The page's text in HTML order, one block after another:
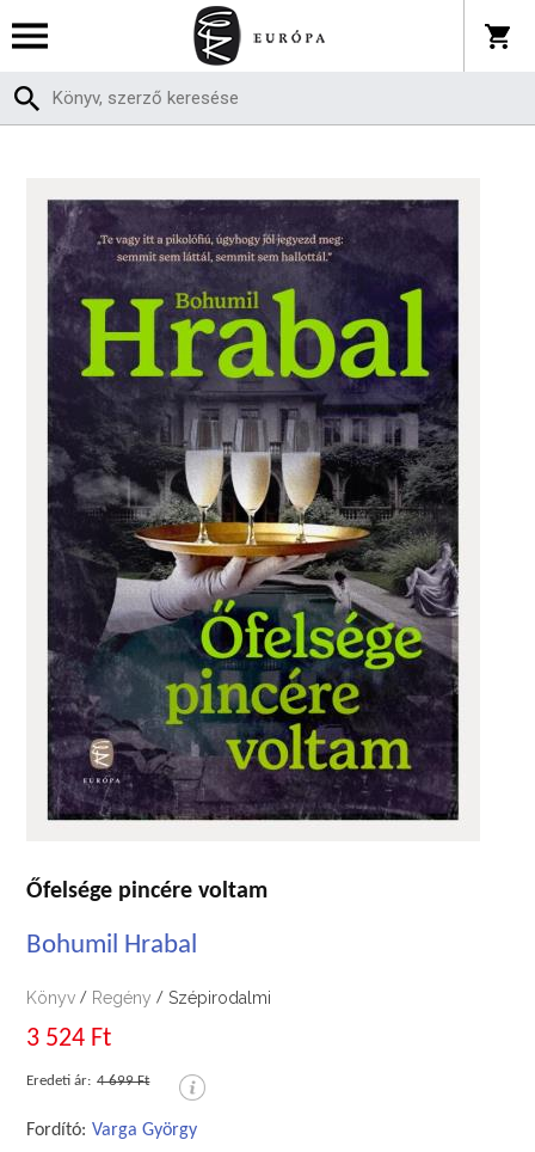
Őfelsége pincére voltam
Bohumil Hrabal
Könyv / Regény / Szépirodalmi
3 524 Ft
Eredeti ár: 4 699 Ft
Fordító: Varga György